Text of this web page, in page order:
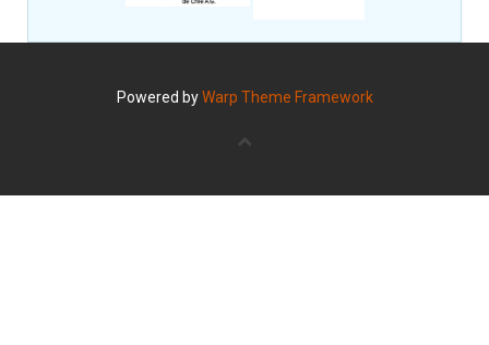
Powered byWarp Theme Framework